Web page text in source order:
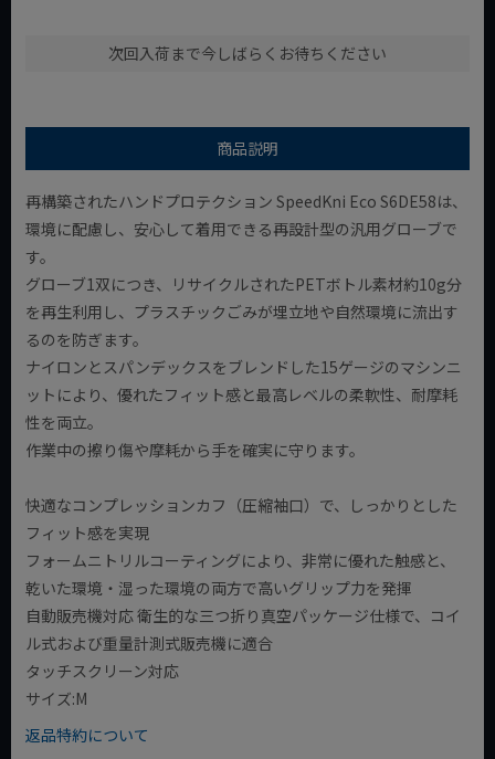
次回入荷まで今しばらくお待ちください
商品説明
再構築されたハンドプロテクション SpeedKni Eco S6DE58は、
環境に配慮し、安心して着用できる再設計型の汎用グローブで
す。
グローブ1双につき、リサイクルされたPETボトル素材約10g分
を再生利用し、プラスチックごみが埋立地や自然環境に流出す
るのを防ぎます。
ナイロンとスパンデックスをブレンドした15ゲージのマシンニ
ットにより、優れたフィット感と最高レベルの柔軟性、耐摩耗
性を両立。
作業中の擦り傷や摩耗から手を確実に守ります。
快適なコンプレッションカフ（圧縮袖口）で、しっかりとした
フィット感を実現
フォームニトリルコーティングにより、非常に優れた触感と、
乾いた環境・湿った環境の両方で高いグリップ力を発揮
自動販売機対応 衛生的な三つ折り真空パッケージ仕様で、コイ
ル式および重量計測式販売機に適合
タッチスクリーン対応
サイズ:M
返品特約について